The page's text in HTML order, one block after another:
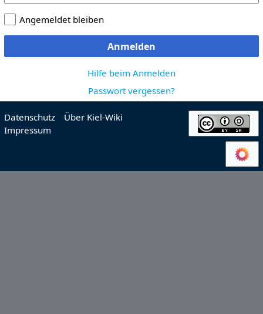
Angemeldet bleiben
Anmelden
Hilfe beim Anmelden
Passwort vergessen?
Datenschutz
Über Kiel-Wiki
Impressum